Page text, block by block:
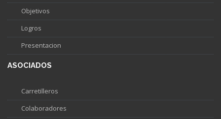
Objetivos
Logros
Presentacion
ASOCIADOS
Carretilleros
Colaboradores